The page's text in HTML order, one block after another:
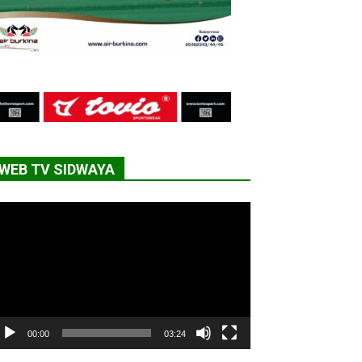
TV SIDWAYA
00:00 03:24